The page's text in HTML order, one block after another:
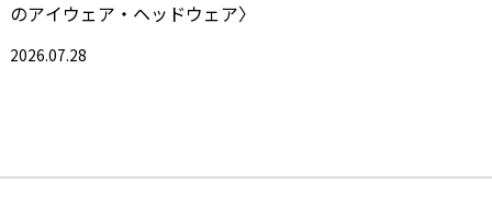
のアイウェア・ヘッドウェア〉
2026.07.28